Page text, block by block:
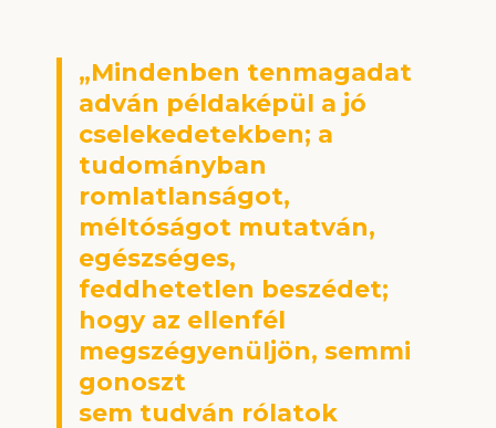
„Mindenben tenmagadat
adván példaképül a jó
cselekedetekben; a
tudományban
romlatlanságot,
méltóságot mutatván,
egészséges,
feddhetetlen beszédet;
hogy az ellenfél
megszégyenüljön, semmi
gonoszt
sem tudván rólatok